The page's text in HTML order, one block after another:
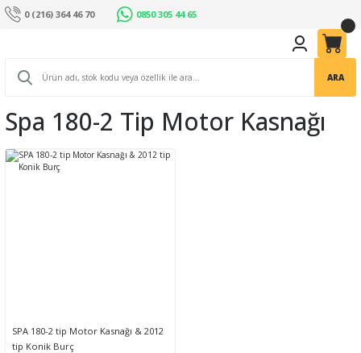
0 (216) 364 46 70 0850 305 44 65
ARA
Spa 180-2 Tip Motor Kasnağı
SPA 180-2 tip Motor Kasnağı & 2012
tip Konik Burç